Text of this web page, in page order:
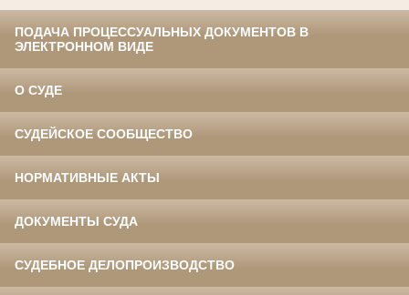
ПОДАЧА ПРОЦЕССУАЛЬНЫХ ДОКУМЕНТОВ В
ЭЛЕКТРОННОМ ВИДЕ
О СУДЕ
СУДЕЙСКОЕ СООБЩЕСТВО
НОРМАТИВНЫЕ АКТЫ
ДОКУМЕНТЫ СУДА
СУДЕБНОЕ ДЕЛОПРОИЗВОДСТВО